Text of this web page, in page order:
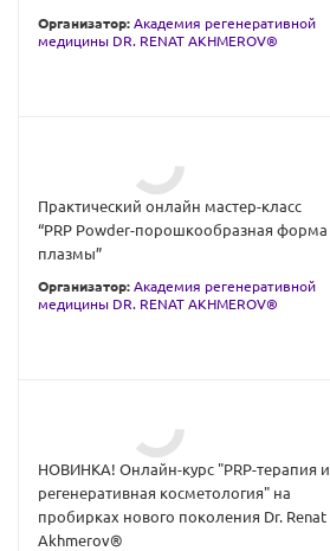
Организатор: Академия регенеративной
медицины DR. RENAT AKHMEROV®
Практический онлайн мастер-класс
“PRP Powder-порошкообразная форма
плазмы”
Организатор: Академия регенеративной
медицины DR. RENAT AKHMEROV®
НОВИНКА! Онлайн-курс "PRP-терапия и
регенеративная косметология" на
пробирках нового поколения Dr. Renat
Akhmerov®